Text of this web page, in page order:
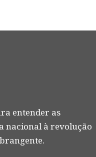
entender as
nacional à revolução